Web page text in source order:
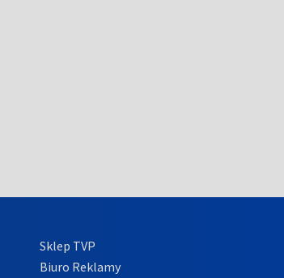
Sklep TVP
Biuro Reklamy